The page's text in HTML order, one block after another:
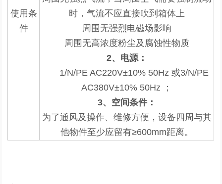
使用条
件
时，气流不应直接吹到箱体上
周围无强烈电磁场影响
周围无高浓度粉尘及腐蚀性物质
2、电源：
1/N/PE AC220V±10% 50Hz或3/N/PE
AC380V±10% 50Hz
；
3、空间条件：
为了通风及操作、维修方便，设备四周与其
他物件至少应留有≥600mm距离。